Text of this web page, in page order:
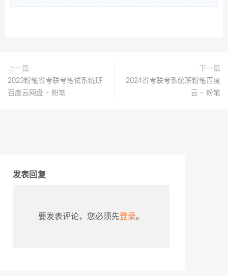
上一篇
2023粉笔省考联考笔试系统班
百度云网盘 – 粉笔
下一篇
2024省考联考系统班粉笔百度
云 – 粉笔
发表回复
要发表评论，您必须先登录。